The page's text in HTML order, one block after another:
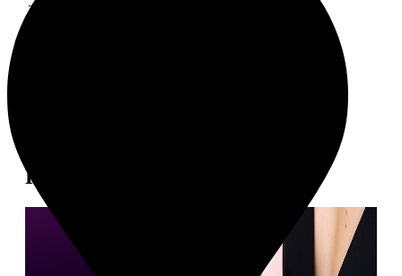
30х40 пенокартон
Примеры работ